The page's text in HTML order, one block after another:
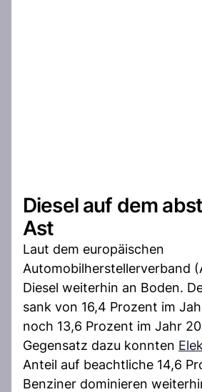
Diesel auf dem
Ast
Laut dem europäischen
Automobilherstellerverband
Diesel weiterhin an Boden.
sank von 16,4 Prozent im
noch 13,6 Prozent im Jahr
Gegensatz dazu konnten
Anteil auf beachtliche 14,6
Benziner dominieren